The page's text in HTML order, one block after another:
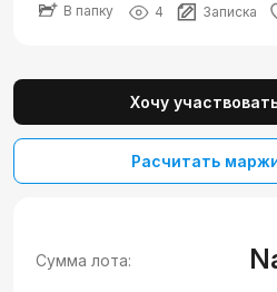
В папку 4 Записка
Хочу
Расчитать
Сумма лота: